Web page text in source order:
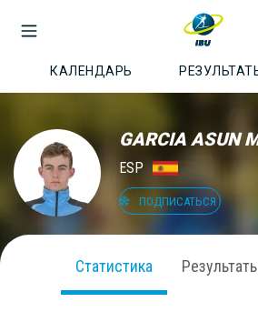
КАЛЕНДАРЬ
GARCIA ASUN
ESP
ПОДПИСАТЬСЯ
Статистика